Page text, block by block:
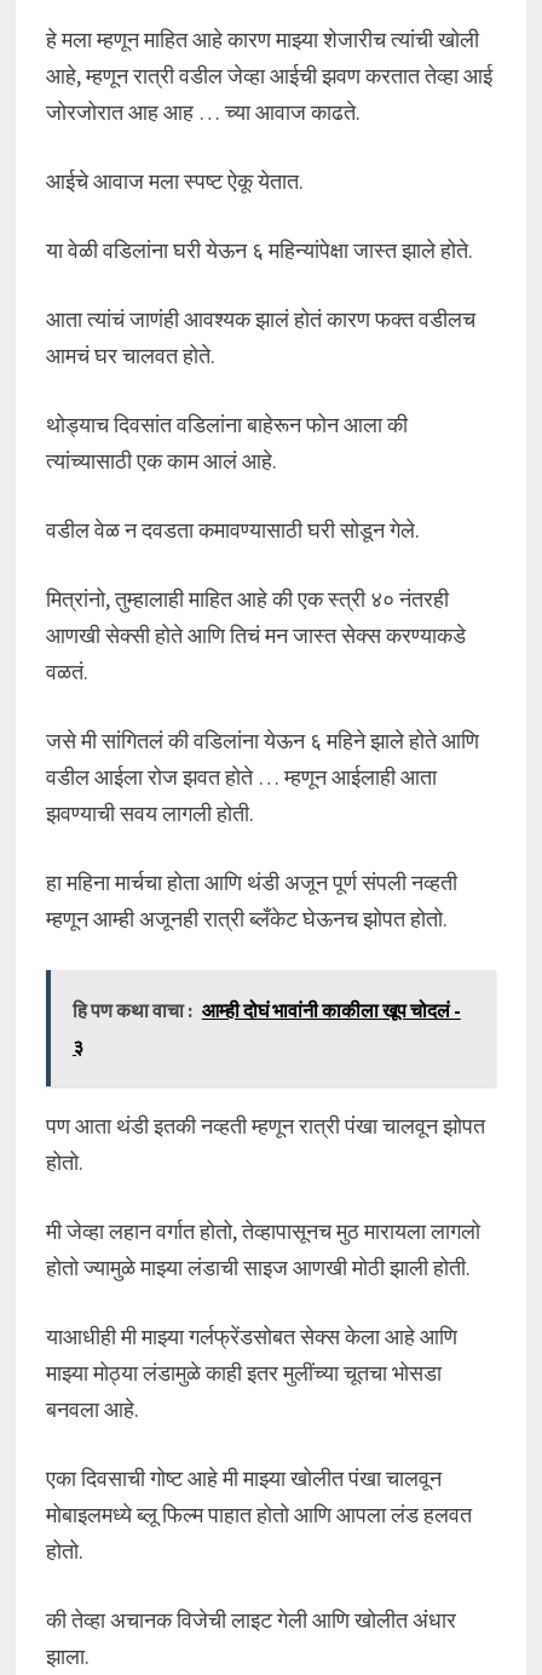
हे मला म्हणून माहित आहे कारण माझ्या शेजारीच त्यांची खोली
आहे, म्हणून रात्री वडील जेव्हा आईची झवण करतात तेव्हा आई
जोरजोरात आह आह … च्या आवाज काढते.
आईचे आवाज मला स्पष्ट ऐकू येतात.
या वेळी वडिलांना घरी येऊन ६ महिन्यांपेक्षा जास्त झाले होते.
आता त्यांचं जाणंही आवश्यक झालं होतं कारण फक्त वडीलच
आमचं घर चालवत होते.
थोड्याच दिवसांत वडिलांना बाहेरून फोन आला की
त्यांच्यासाठी एक काम आलं आहे.
वडील वेळ न दवडता कमावण्यासाठी घरी सोडून गेले.
मित्रांनो, तुम्हालाही माहित आहे की एक स्त्री ४० नंतरही
आणखी सेक्सी होते आणि तिचं मन जास्त सेक्स करण्याकडे
वळतं.
जसे मी सांगितलं की वडिलांना येऊन ६ महिने झाले होते आणि
वडील आईला रोज झवत होते … म्हणून आईलाही आता
झवण्याची सवय लागली होती.
हा महिना मार्चचा होता आणि थंडी अजून पूर्ण संपली नव्हती
म्हणून आम्ही अजूनही रात्री ब्लँकेट घेऊनच झोपत होतो.
हि पण कथा वाचा : आम्ही दोघं भावांनी काकीला खूप चोदलं -
३
पण आता थंडी इतकी नव्हती म्हणून रात्री पंखा चालवून झोपत
होतो.
मी जेव्हा लहान वर्गात होतो, तेव्हापासूनच मुठ मारायला लागलो
होतो ज्यामुळे माझ्या लंडाची साइज आणखी मोठी झाली होती.
याआधीही मी माझ्या गर्लफ्रेंडसोबत सेक्स केला आहे आणि
माझ्या मोठ्या लंडामुळे काही इतर मुलींच्या चूतचा भोसडा
बनवला आहे.
एका दिवसाची गोष्ट आहे मी माझ्या खोलीत पंखा चालवून
मोबाइलमध्ये ब्लू फिल्म पाहात होतो आणि आपला लंड हलवत
होतो.
की तेव्हा अचानक विजेची लाइट गेली आणि खोलीत अंधार
झाला.